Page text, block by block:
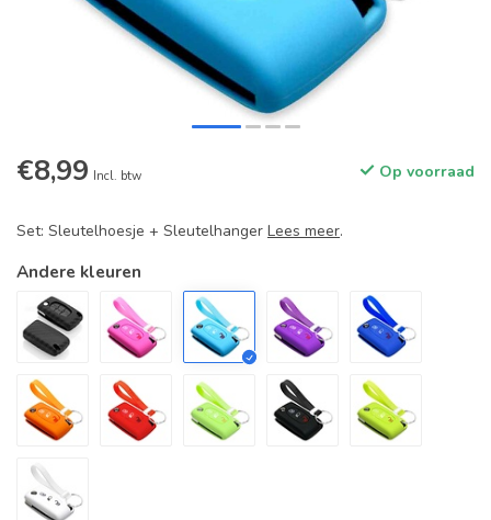
€8,99 Incl. btw Op voorraad
Set: Sleutelhoesje + Sleutelhanger Lees meer.
Andere kleuren